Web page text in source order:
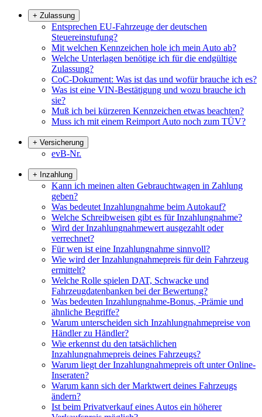
+ Zulassung
Entsprechen EU-Fahrzeuge der deutschen
Steuereinstufung?
Mit welchen Kennzeichen hole ich mein Auto ab?
Welche Unterlagen benötige ich für die endgültige
Zulassung?
CoC-Dokument: Was ist das und wofür brauche ich es?
Was ist eine VIN-Bestätigung und wozu brauche ich
sie?
Muß ich bei kürzeren Kennzeichen etwas beachten?
Muss ich mit einem Reimport Auto noch zum TÜV?
+ Versicherung
evB-Nr.
+ Inzahlung
Kann ich meinen alten Gebrauchtwagen in Zahlung
geben?
Was bedeutet Inzahlungnahme beim Autokauf?
Welche Schreibweisen gibt es für Inzahlungnahme?
Wird der Inzahlungnahmewert ausgezahlt oder
verrechnet?
Für wen ist eine Inzahlungnahme sinnvoll?
Wie wird der Inzahlungnahmepreis für dein Fahrzeug
ermittelt?
Welche Rolle spielen DAT, Schwacke und
Fahrzeugdatenbanken bei der Bewertung?
Was bedeuten Inzahlungnahme-Bonus, -Prämie und
ähnliche Begriffe?
Warum unterscheiden sich Inzahlungnahmepreise von
Händler zu Händler?
Wie erkennst du den tatsächlichen
Inzahlungnahmepreis deines Fahrzeugs?
Warum liegt der Inzahlungnahmepreis oft unter Online-
Inseraten?
Warum kann sich der Marktwert deines Fahrzeugs
ändern?
Ist beim Privatverkauf eines Autos ein höherer